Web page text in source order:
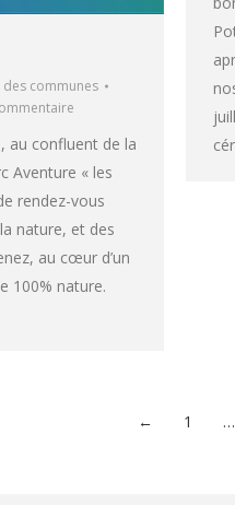
des communes
au confluent de la
Aventure « les
rendez-vous
nature, et des
au cœur d’un
100% nature.
← 1 …